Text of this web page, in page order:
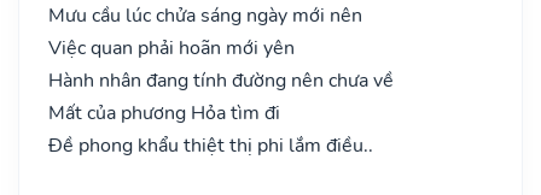
Mưu cầu lúc chửa sáng ngày mới nên
Việc quan phải hoãn mới yên
Hành nhân đang tính đường nên chưa về
Mất của phương Hỏa tìm đi
Đề phong khẩu thiệt thị phi lắm điều..